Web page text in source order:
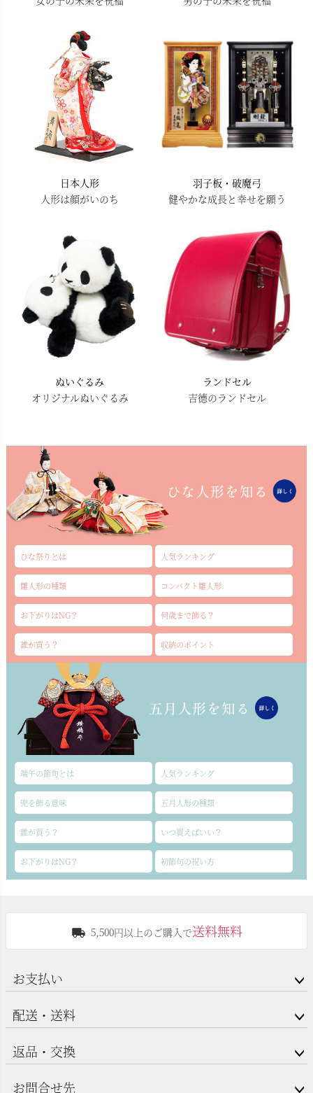
日本人形
人形は顔がいのち
羽子板・破魔弓
健やかな成長と幸せを願う
ぬいぐるみ
オリジナルぬいぐるみ
ランドセル
吉德のランドセル
ひな祭りとは 人気ランキング
雛人形の種類 コンパクト雛人形
お下がりはNG？ 何歳まで飾る？
誰が買う？ 収納のポイント
端午の節句とは 人気ランキング
兜を飾る意味 五月人形の種類
誰が買う？ いつ買えばいい？
お下がりはNG？ 初節句の祝い方
5,500円以上のご購入で送料無料
お支払い
配送・送料
返品・交換
お問合せ先